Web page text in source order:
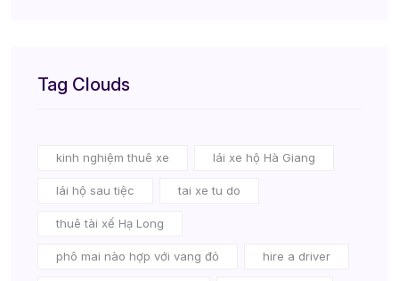
Tag Clouds
kinh nghiệm thuê xe lái xe hộ Hà Giang
lái hộ sau tiệc tai xe tu do
thuê tài xế Hạ Long
phô mai nào hợp với vang đỏ hire a driver